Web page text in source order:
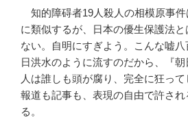
知的障碍者19人殺人の相模原事件
に類似するが、日本の優生保護法
ない。自明にすぎよう。こんな嘘
日洪水のように流すのだから、『
人は誰しも頭が腐り、完全に狂っ
報道も記事も、表現の自由で許さ
る。